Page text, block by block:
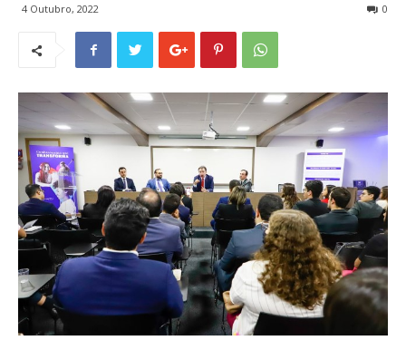
4 Outubro, 2022 0